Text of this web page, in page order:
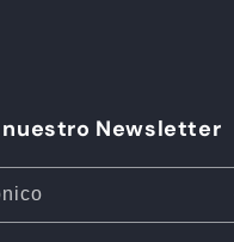
Newsletter